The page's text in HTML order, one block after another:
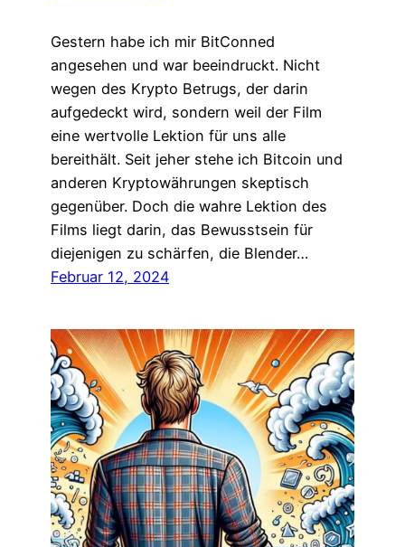
Gestern habe ich mir BitConned
angesehen und war beeindruckt. Nicht
wegen des Krypto Betrugs, der darin
aufgedeckt wird, sondern weil der Film
eine wertvolle Lektion für uns alle
bereithält. Seit jeher stehe ich Bitcoin und
anderen Kryptowährungen skeptisch
gegenüber. Doch die wahre Lektion des
Films liegt darin, das Bewusstsein für
diejenigen zu schärfen, die Blender…
Februar 12, 2024